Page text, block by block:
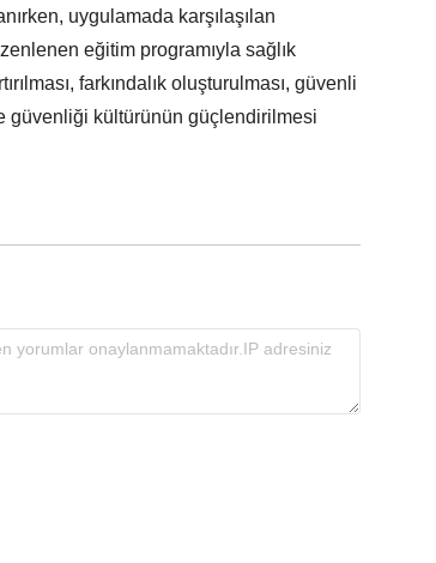
uygulamada karşılaşılan
eğitim programıyla sağlık
farkındalık oluşturulması, güvenli
güvenliği kültürünün güçlendirilmesi